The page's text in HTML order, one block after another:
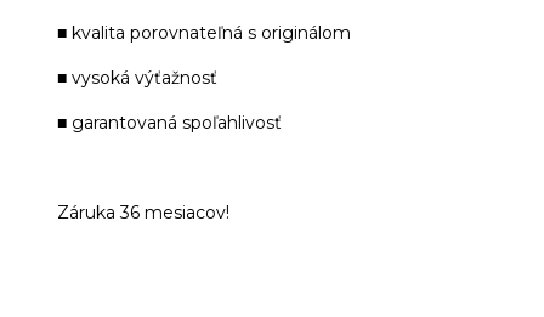
■ kvalita porovnateľná s originálom
■ vysoká výťažnosť
■ garantovaná spoľahlivosť
Záruka 36 mesiacov!